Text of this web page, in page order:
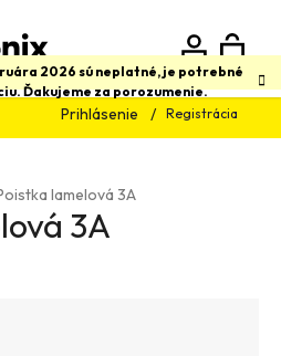
2026 sú neplatné, je potrebné
Ďakujeme za porozumenie.
Prihlásenie Registrácia
Hľadať
lamelová 3A
3A